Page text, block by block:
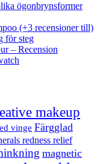
ögonbrynsformer
(+3 recensioner till)
för steg
– Recension
makeup
vinge Färgglad
redness relief
magnetic